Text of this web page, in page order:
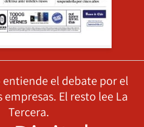
el debate por el
El resto lee La
Tercera.